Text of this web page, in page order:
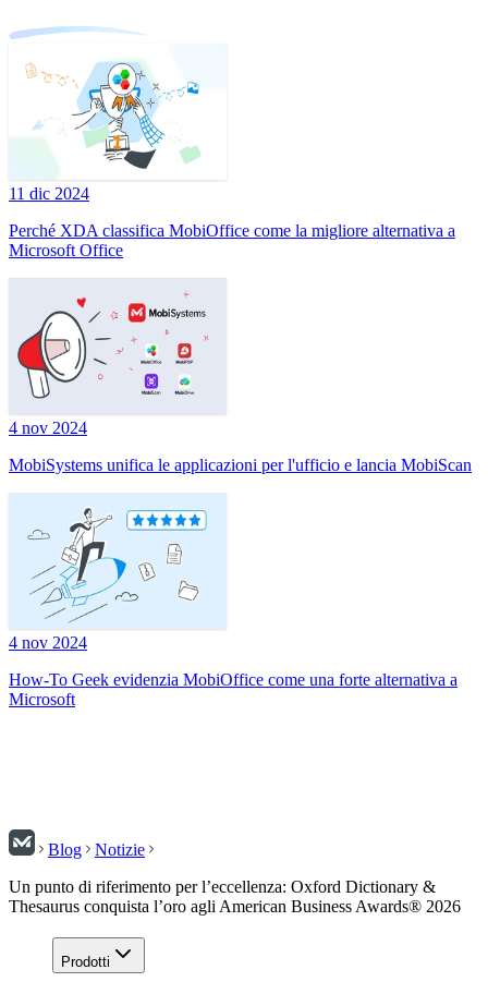
11 dic 2024
Perché XDA classifica MobiOffice come la migliore alternativa a
Microsoft Office
4 nov 2024
MobiSystems unifica le applicazioni per l'ufficio e lancia MobiScan
4 nov 2024
How-To Geek evidenzia MobiOffice come una forte alternativa a
Microsoft
Blog
Notizie
Un punto di riferimento per l’eccellenza: Oxford Dictionary &
Thesaurus conquista l’oro agli American Business Awards® 2026
Prodotti